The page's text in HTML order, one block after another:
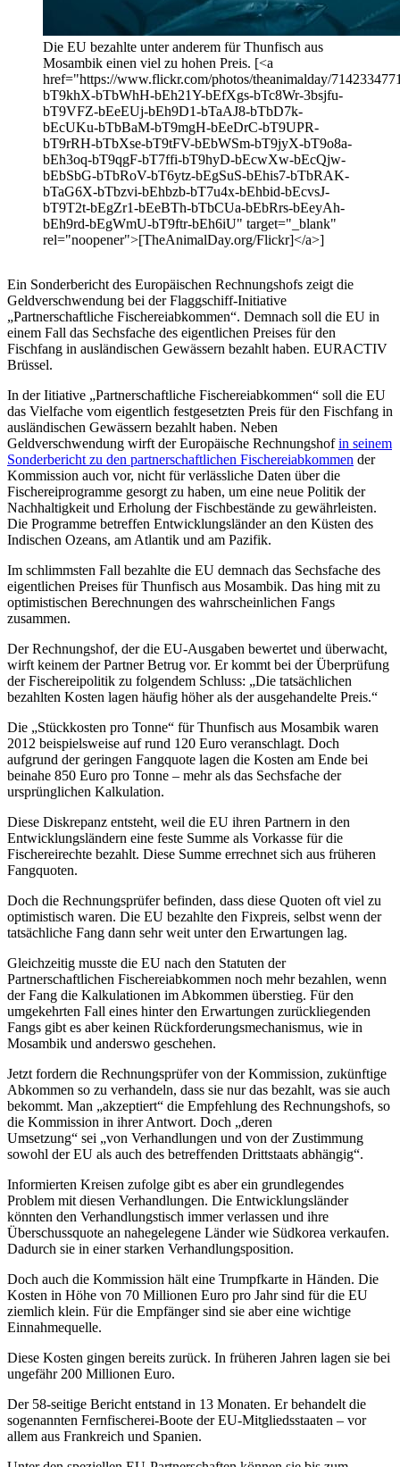
Die EU bezahlte unter anderem für Thunfisch aus
Mosambik einen viel zu hohen Preis. [<a
href="https://www.flickr.com/photos/theanimalday/
bT9khX-bTbWhH-bEh21Y-bEfXgs-bTc8Wr-3bsjfu-
bT9VFZ-bEeEUj-bEh9D1-bTaAJ8-bTbD7k-
bEcUKu-bTbBaM-bT9mgH-bEeDrC-bT9UPR-
bT9rRH-bTbXse-bT9tFV-bEbWSm-bT9jyX-bT9o8a-
bEh3oq-bT9qgF-bT7ffi-bT9hyD-bEcwXw-bEcQjw-
bEbSbG-bTbRoV-bT6ytz-bEgSuS-bEhis7-bTbRAK-
bTaG6X-bTbzvi-bEhbzb-bT7u4x-bEhbid-bEcvsJ-
bT9T2t-bEgZr1-bEeBTh-bTbCUa-bEbRrs-bEeyAh-
bEh9rd-bEgWmU-bT9ftr-bEh6iU" target="_blank"
rel="noopener">[TheAnimalDay.org/Flickr]</a>]
Ein Sonderbericht des Europäischen Rechnungshofs zeigt die
Geldverschwendung bei der Flaggschiff-Initiative
„Partnerschaftliche Fischereiabkommen“. Demnach soll die EU in
einem Fall das Sechsfache des eigentlichen Preises für den
Fischfang in ausländischen Gewässern bezahlt haben. EURACTIV
Brüssel.
In der Iitiative „Partnerschaftliche Fischereiabkommen“ soll die EU
das Vielfache vom eigentlich festgesetzten Preis für den Fischfang in
ausländischen Gewässern bezahlt haben. Neben
Geldverschwendung wirft der Europäische Rechnungshofin seinem
Sonderbericht zu den partnerschaftlichen Fischereiabkommen der
Kommission auch vor, nicht für verlässliche Daten über die
Fischereiprogramme gesorgt zu haben, um eine neue Politik der
Nachhaltigkeit und Erholung der Fischbestände zu gewährleisten.
Die Programme betreffen Entwicklungsländer an den Küsten des
Indischen Ozeans, am Atlantik und am Pazifik.
Im schlimmsten Fall bezahlte die EU demnach das Sechsfache des
eigentlichen Preises für Thunfisch aus Mosambik. Das hing mit zu
optimistischen Berechnungen des wahrscheinlichen Fangs
zusammen.
Der Rechnungshof, der die EU-Ausgaben bewertet und überwacht,
wirft keinem der Partner Betrug vor. Er kommt bei der Überprüfung
der Fischereipolitik zu folgendem Schluss: „Die tatsächlichen
bezahlten Kosten lagen häufig höher als der ausgehandelte Preis.“
Die „Stückkosten pro Tonne“ für Thunfisch aus Mosambik waren
2012 beispielsweise auf rund 120 Euro veranschlagt. Doch
aufgrund der geringen Fangquote lagen die Kosten am Ende bei
beinahe 850 Euro pro Tonne – mehr als das Sechsfache der
ursprünglichen Kalkulation.
Diese Diskrepanz entsteht, weil die EU ihren Partnern in den
Entwicklungsländern eine feste Summe als Vorkasse für die
Fischereirechte bezahlt. Diese Summe errechnet sich aus früheren
Fangquoten.
Doch die Rechnungsprüfer befinden, dass diese Quoten oft viel zu
optimistisch waren. Die EU bezahlte den Fixpreis, selbst wenn der
tatsächliche Fang dann sehr weit unter den Erwartungen lag.
Gleichzeitig musste die EU nach den Statuten der
Partnerschaftlichen Fischereiabkommen noch mehr bezahlen, wenn
der Fang die Kalkulationen im Abkommen überstieg. Für den
umgekehrten Fall eines hinter den Erwartungen zurückliegenden
Fangs gibt es aber keinen Rückforderungsmechanismus, wie in
Mosambik und anderswo geschehen.
Jetzt fordern die Rechnungsprüfer von der Kommission, zukünftige
Abkommen so zu verhandeln, dass sie nur das bezahlt, was sie auch
bekommt. Man „akzeptiert“ die Empfehlung des Rechnungshofs, so
die Kommission in ihrer Antwort. Doch „deren
Umsetzung“ sei „von Verhandlungen und von der Zustimmung
sowohl der EU als auch des betreffenden Drittstaats abhängig“.
Informierten Kreisen zufolge gibt es aber ein grundlegendes
Problem mit diesen Verhandlungen. Die Entwicklungsländer
könnten den Verhandlungstisch immer verlassen und ihre
Überschussquote an nahegelegene Länder wie Südkorea verkaufen.
Dadurch sie in einer starken Verhandlungsposition.
Doch auch die Kommission hält eine Trumpfkarte in Händen. Die
Kosten in Höhe von 70 Millionen Euro pro Jahr sind für die EU
ziemlich klein. Für die Empfänger sind sie aber eine wichtige
Einnahmequelle.
Diese Kosten gingen bereits zurück. In früheren Jahren lagen sie bei
ungefähr 200 Millionen Euro.
Der 58-seitige Bericht entstand in 13 Monaten. Er behandelt die
sogenannten Fernfischerei-Boote der EU-Mitgliedsstaaten – vor
allem aus Frankreich und Spanien.